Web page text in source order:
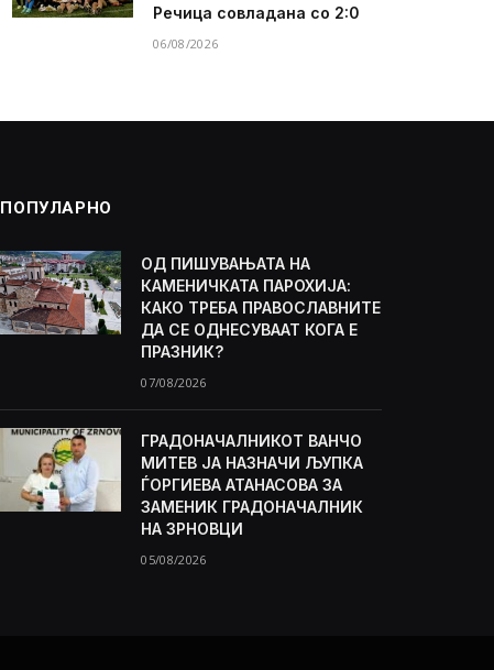
Речица совладана со 2:0
06/08/2026
ПОПУЛАРНО
ОД ПИШУВАЊАТА НА
КАМЕНИЧКАТА ПАРОХИЈА:
КАКО ТРЕБА ПРАВОСЛАВНИТЕ
ДА СЕ ОДНЕСУВААТ КОГА Е
ПРАЗНИК?
07/08/2026
ГРАДОНАЧАЛНИКОТ ВАНЧО
МИТЕВ ЈА НАЗНАЧИ ЉУПКА
ЃОРГИЕВА АТАНАСОВА ЗА
ЗАМЕНИК ГРАДОНАЧАЛНИК
НА ЗРНОВЦИ
05/08/2026